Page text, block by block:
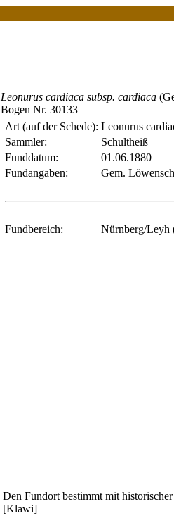
Leonurus cardiaca subsp. cardiaca
Bogen Nr. 30133
Art (auf der Schede): Leonurus
Sammler:
Schultheiß
Funddatum:
01.06.1880
Fundangaben:
Gem.
Fundbereich: Nürnberg/Leyh
Den Fundort bestimmt mit
[Klawi]